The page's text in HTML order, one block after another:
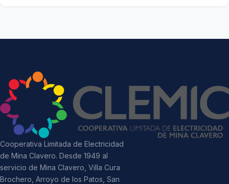
Cooperativa Limitada de Electricidad
de Mina Clavero. Desde 1949 al
servicio de Mina Clavero, Villa Cura
Brochero, Arroyo de los Patos, San